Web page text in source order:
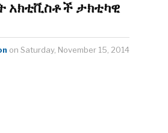
አክቲቪስቶች ታክቲካዊ
on Saturday, November 15, 2014